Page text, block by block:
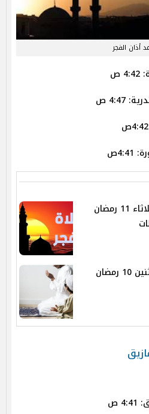
أذان الفجر
ص
موعد أذان الفجر اليوم الثلاثاء 11 رمضان
موعد أذان الفجر اليوم الإثنين 10 رمضان
ص